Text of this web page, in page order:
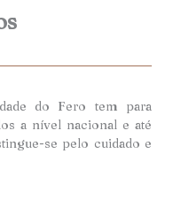
do Fero tem para
a nível nacional e até
se pelo cuidado e